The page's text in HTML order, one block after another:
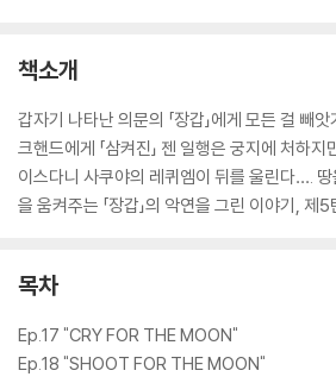
책소개
갑자기 나타난 의문의 「장갑」에게 모든 걸 빼
크핸드에게 「삼켜진」 젠 일행은 궁지에 처하
이스다니 사쿠야의 레퀴엠이 뒤를 울린다…. 땅
을 움켜주는 「장갑」의 악연을 그린 이야기, 제5
목차
Ep.17 "CRY FOR THE MOON"
Ep.18 "SHOOT FOR THE MOON"